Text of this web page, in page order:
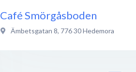
Café Smörgåsboden
Ämbetsgatan 8, 776 30Hedemora